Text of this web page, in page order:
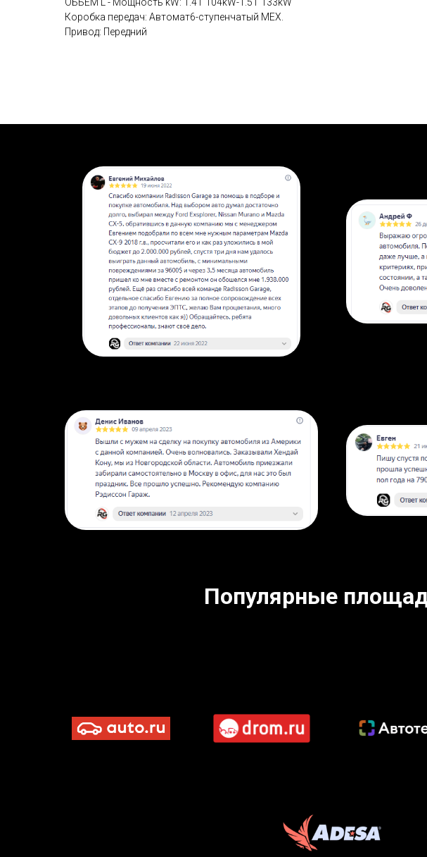
ОБЬЕМ L - Мощность kW: 1.4T 104kW-1.5T 133kW
Коробка передач: Автомат6-ступенчатый MЕХ.
Привод: Передний
Популярные